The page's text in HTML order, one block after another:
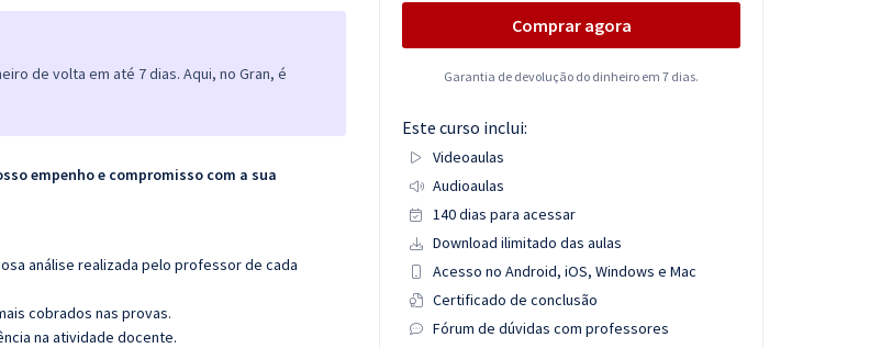
de volta em até 7 dias. Aqui, no Gran, é
empenho e compromisso com a sua
análise realizada pelo professor de cada
cobrados nas provas.
na atividade docente.
Comprar agora
Garantia de devolução do dinheiro em 7 dias.
Este curso inclui:
Videoaulas
Audioaulas
140 dias para acessar
Download ilimitado das aulas
Acesso no Android, iOS, Windows e Mac
Certificado de conclusão
Fórum de dúvidas com professores